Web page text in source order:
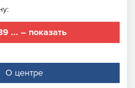
... – показать
О центре